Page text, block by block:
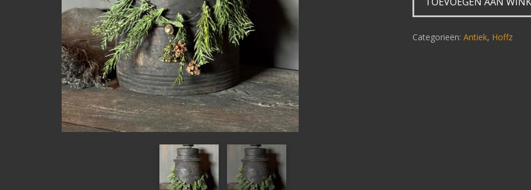
aantal
Categorieën: Antiek, Hoffz